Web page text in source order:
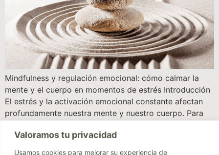
Valoramos tu privacidad
Usamos cookies para mejorar su experiencia de
Mindfulness y regulación emocional: cómo calmar la
mente y el cuerpo en momentos de estrés Introducción
El estrés y la activación emocional constante afectan
profundamente nuestra mente y nuestro cuerpo. Para
inseguro, estas activaciones pueden ser más intensas y
difíciles de manejar. El mindfulness, o conciencia plena,